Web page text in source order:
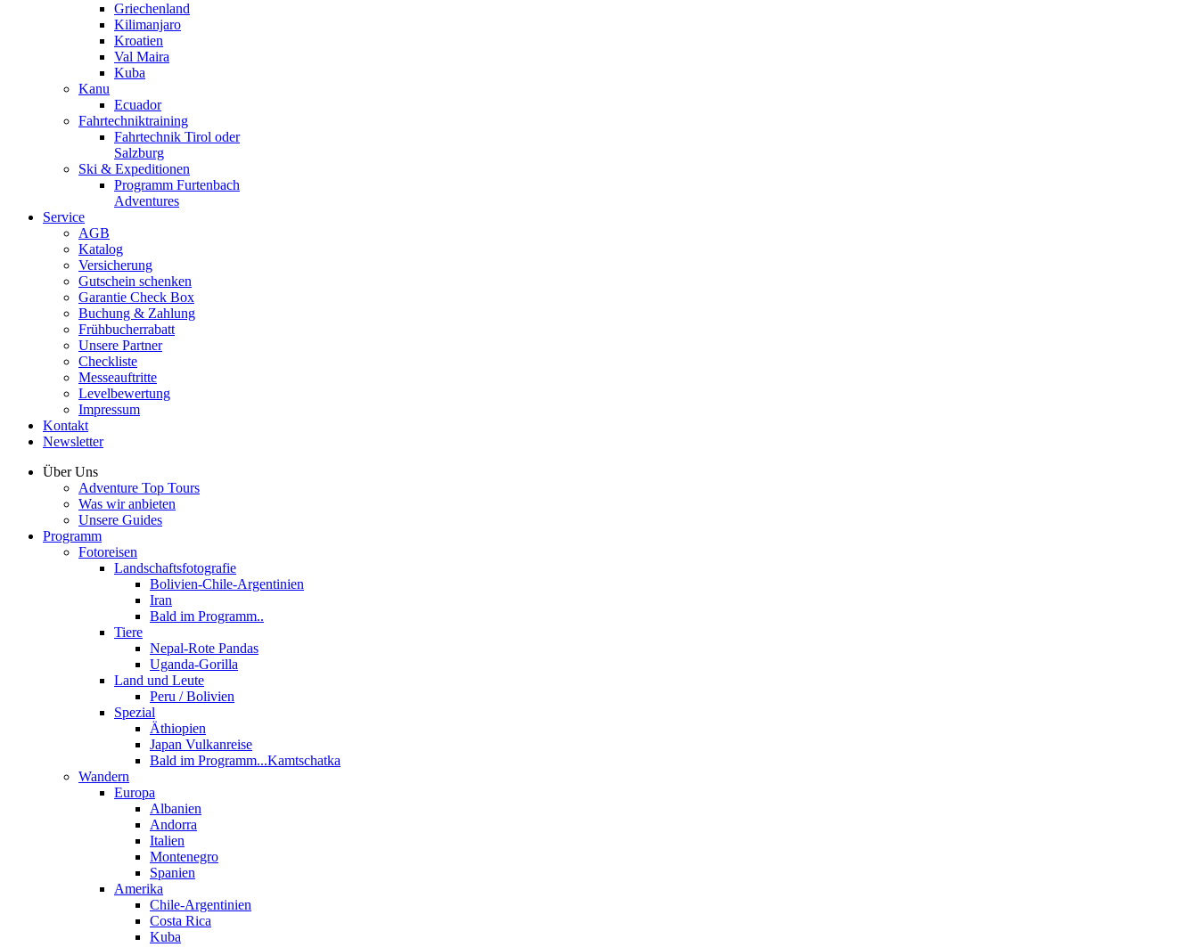
Griechenland
Kilimanjaro
Kroatien
Val Maira
Kuba
Kanu
Ecuador
Fahrtechniktraining
Fahrtechnik Tirol oder
Salzburg
Ski & Expeditionen
Programm Furtenbach
Adventures
Service
AGB
Katalog
Versicherung
Gutschein schenken
Garantie Check Box
Buchung & Zahlung
Frühbucherrabatt
Unsere Partner
Checkliste
Messeauftritte
Levelbewertung
Impressum
Kontakt
Newsletter
Über Uns
Adventure Top Tours
Was wir anbieten
Unsere Guides
Programm
Fotoreisen
Landschaftsfotografie
Bolivien-Chile-Argentinien
Iran
Bald im Programm..
Tiere
Nepal-Rote Pandas
Uganda-Gorilla
Land und Leute
Peru / Bolivien
Spezial
Äthiopien
Japan Vulkanreise
Bald im Programm...Kamtschatka
Wandern
Europa
Albanien
Andorra
Italien
Montenegro
Spanien
Amerika
Chile-Argentinien
Costa Rica
Kuba